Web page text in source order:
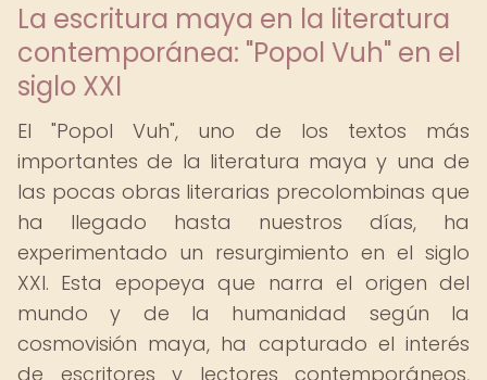
La escritura maya en la literatura
contemporánea: "Popol Vuh" en el
siglo XXI
El "Popol Vuh", uno de los textos más
importantes de la literatura maya y una de
las pocas obras literarias precolombinas que
ha llegado hasta nuestros días, ha
experimentado un resurgimiento en el siglo
XXI. Esta epopeya que narra el origen del
mundo y de la humanidad según la
cosmovisión maya, ha capturado el interés
de escritores y lectores contemporáneos,